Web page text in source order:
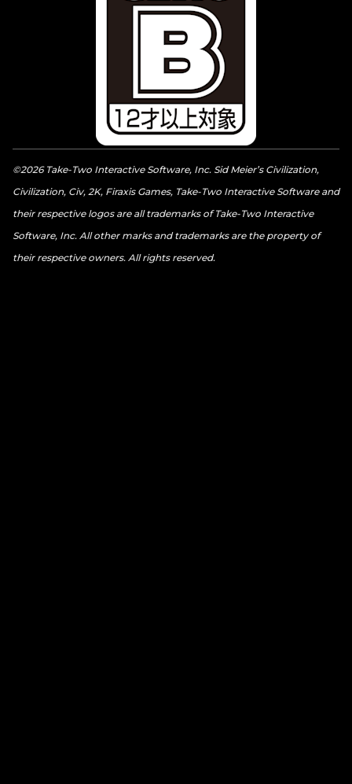
©2026 Take-Two Interactive Software, Inc. Sid Meier’s Civilization,
Civilization, Civ, 2K, Firaxis Games, Take-Two Interactive Software and
their respective logos are all trademarks of Take-Two Interactive
Software, Inc. All other marks and trademarks are the property of
their respective owners. All rights reserved.